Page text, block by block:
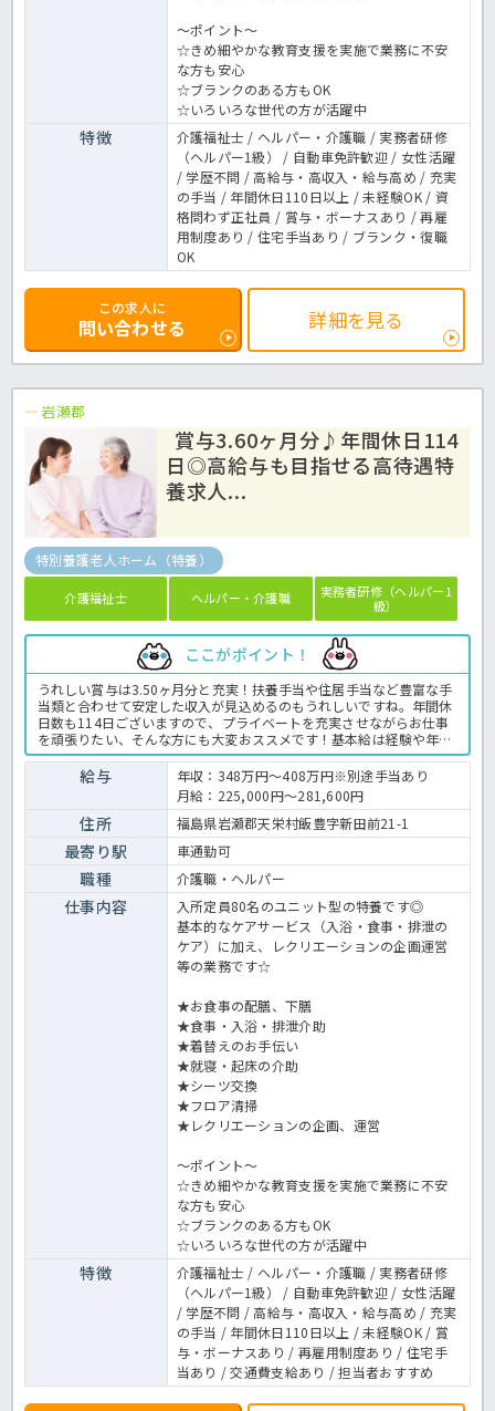
～ポイント～
☆きめ細やかな教育支援を実施で業務に不安
な方も安心
☆ブランクのある方もOK
☆いろいろな世代の方が活躍中
特徴
介護福祉士 / ヘルパー・介護職 / 実務者研修
（ヘルパー1級） / 自動車免許歓迎 / 女性活躍
/ 学歴不問 / 高給与・高収入・給与高め / 充実
の手当 / 年間休日110日以上 / 未経験OK / 資
格問わず正社員 / 賞与・ボーナスあり / 再雇
用制度あり / 住宅手当あり / ブランク・復職
OK
この求人に
問い合わせる 詳細を見る
岩瀬郡
賞与3.60ヶ月分♪年間休日114
日◎高給与も目指せる高待遇特
養求人...
特別養護老人ホーム（特養）
介護福祉士 ヘルパー・介護職
実務者研修（ヘルパー1
級）
ここがポイント！
うれしい賞与は3.50ヶ月分と充実！扶養手当や住居手当など豊富な手
当類と合わせて安定した収入が見込めるのもうれしいですね。年間休
日数も114日ございますので、プライベートを充実させながらお仕事
を頑張りたい、そんな方にも大変おススメです！基本給は経験や年齢
を考慮して決定しますので、まずはお気軽にほっ介護までお問い合わ
せくださいね。特養での介護業務全般です。＜介護職 正職員 特養
の求人＞
給与
年収：348万円～408万円※別途手当あり
月給：225,000円～281,600円
住所 福島県岩瀬郡天栄村飯豊字新田前21-1
最寄り駅 車通勤可
職種 介護職・ヘルパー
仕事内容
入所定員80名のユニット型の特養です◎
基本的なケアサービス（入浴・食事・排泄の
ケア）に加え、レクリエーションの企画運営
等の業務です☆
★お食事の配膳、下膳
★食事・入浴・排泄介助
★着替えのお手伝い
★就寝・起床の介助
★シーツ交換
★フロア清掃
★レクリエーションの企画、運営
～ポイント～
☆きめ細やかな教育支援を実施で業務に不安
な方も安心
☆ブランクのある方もOK
☆いろいろな世代の方が活躍中
特徴
介護福祉士 / ヘルパー・介護職 / 実務者研修
（ヘルパー1級） / 自動車免許歓迎 / 女性活躍
/ 学歴不問 / 高給与・高収入・給与高め / 充実
の手当 / 年間休日110日以上 / 未経験OK / 賞
与・ボーナスあり / 再雇用制度あり / 住宅手
当あり / 交通費支給あり / 担当者おすすめ